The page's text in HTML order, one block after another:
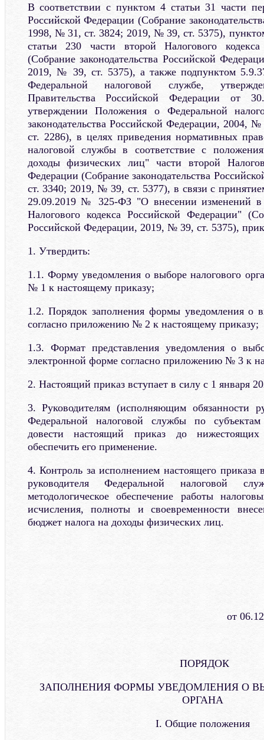
В соответствии с пунктом 4 статьи 31 части
Российской Федерации (Собрание
1998, № 31, ст. 3824; 2019, № 39, ст. 5375),
статьи 230 части второй Налогового
(Собрание законодательства Российской
2019, № 39, ст. 5375), а также подпунктом
Федеральной налоговой службе,
Правительства Российской Федерации
утверждении Положения о Федеральной
законодательства Российской Федерации, 2004,
ст. 2286), в целях приведения нормативных
налоговой службы в соответствие с
доходы физических лиц" части второй
Федерации (Собрание законодательства
ст. 3340; 2019, № 39, ст. 5377), в связи с
29.09.2019 № 325-ФЗ "О внесении изменений
Налогового кодекса Российской Федерации"
Российской Федерации, 2019, № 39, ст. 5375),
1. Утвердить:
1.1. Форму уведомления о выборе налогового
№ 1 к настоящему приказу;
1.2. Порядок заполнения формы уведомления о
согласно приложению № 2 к настоящему приказу;
1.3. Формат представления уведомления о
электронной форме согласно приложению № 3 к
2. Настоящий приказ вступает в силу с 1 января
3. Руководителям (исполняющим обязанности
Федеральной налоговой службы по
довести настоящий приказ до
обеспечить его применение.
4. Контроль за исполнением настоящего приказа
руководителя Федеральной налоговой
методологическое обеспечение работы
исчисления, полноты и своевременности
бюджет налога на доходы физических лиц.
от
ПОРЯДОК
ЗАПОЛНЕНИЯ ФОРМЫ УВЕДОМЛЕНИЯ О
ОРГАНА
I. Общие положения